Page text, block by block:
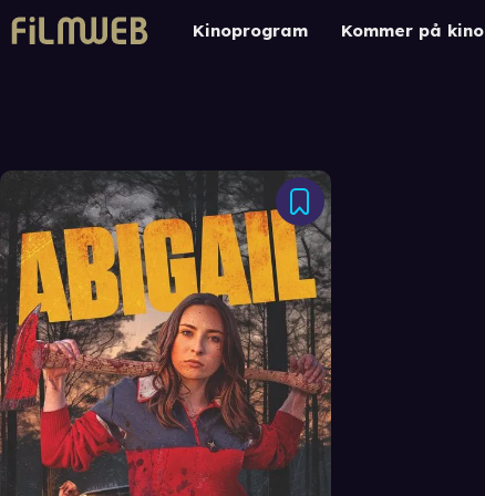
Kinoprogram Kommer på kino